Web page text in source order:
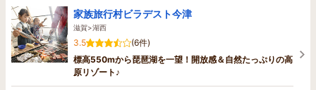
家族旅行村ビラデスト今津
滋賀>湖西
3.5
(6件)
標高550mから琵琶湖を一望！開放感＆自然たっぷりの高
原リゾート♪